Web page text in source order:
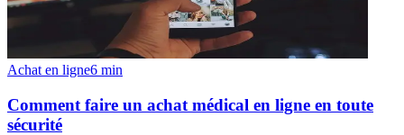
Achat en ligne6 min
Comment faire un achat médical en ligne en toute
sécurité